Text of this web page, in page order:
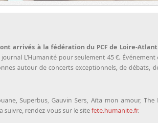
arrivés à la fédération du PCF de Loire-
L’Humanité pour seulement 45 €.
autour de concerts exceptionnels, de débats,
Superbus, Gauvin Sers, Aïta mon amour,
suivre, rendez-vous sur le sitefete.humanite.fr.